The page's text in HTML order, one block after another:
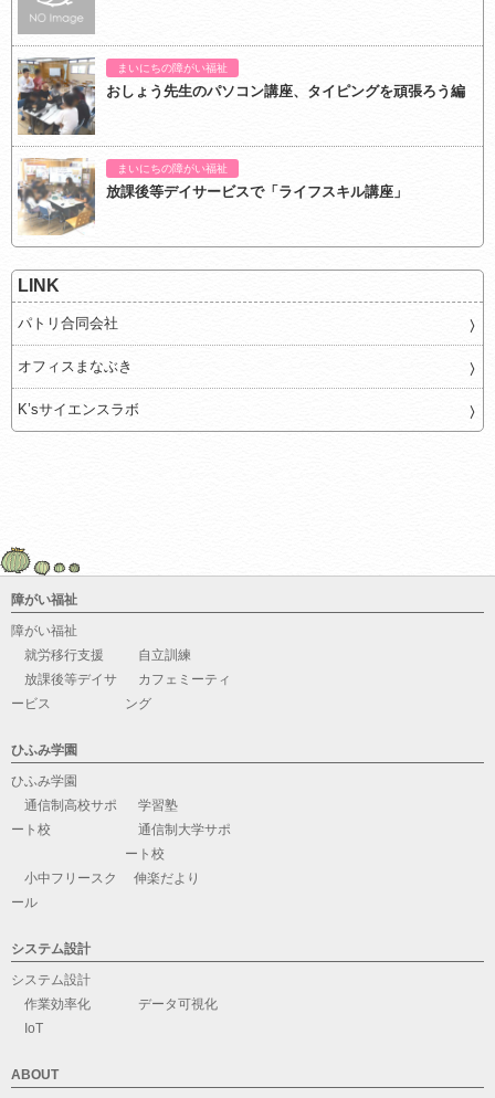
まいにちの障がい福祉
おしょう先生のパソコン講座、タイピングを頑張ろう編
まいにちの障がい福祉
放課後等デイサービスで「ライフスキル講座」
LINK
パトリ合同会社
オフィスまなぶき
K’sサイエンスラボ
障がい福祉
障がい福祉
就労移行支援
自立訓練
放課後等デイサ
ービス
カフェミーティ
ング
ひふみ学園
ひふみ学園
通信制高校サポ
ート校
学習塾
通信制大学サポ
ート校
小中フリースク
ール
伸楽だより
システム設計
システム設計
作業効率化
データ可視化
IoT
ABOUT